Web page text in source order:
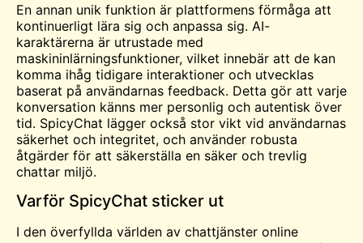
En annan unik funktion är plattformens förmåga att
kontinuerligt lära sig och anpassa sig. AI-
karaktärerna är utrustade med
maskininlärningsfunktioner, vilket innebär att de kan
komma ihåg tidigare interaktioner och utvecklas
baserat på användarnas feedback. Detta gör att varje
konversation känns mer personlig och autentisk över
tid. SpicyChat lägger också stor vikt vid användarnas
säkerhet och integritet, och använder robusta
åtgärder för att säkerställa en säker och trevlig
chattar miljö.
Varför SpicyChat sticker ut
I den överfyllda världen av chattjänster online